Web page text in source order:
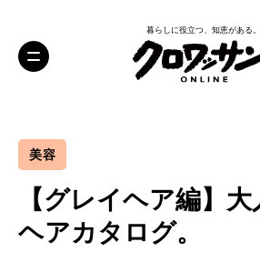
暮らしに役立つ、知恵がある。
美容
【グレイヘア編】
ヘアカタログ。